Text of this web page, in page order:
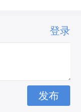
登录